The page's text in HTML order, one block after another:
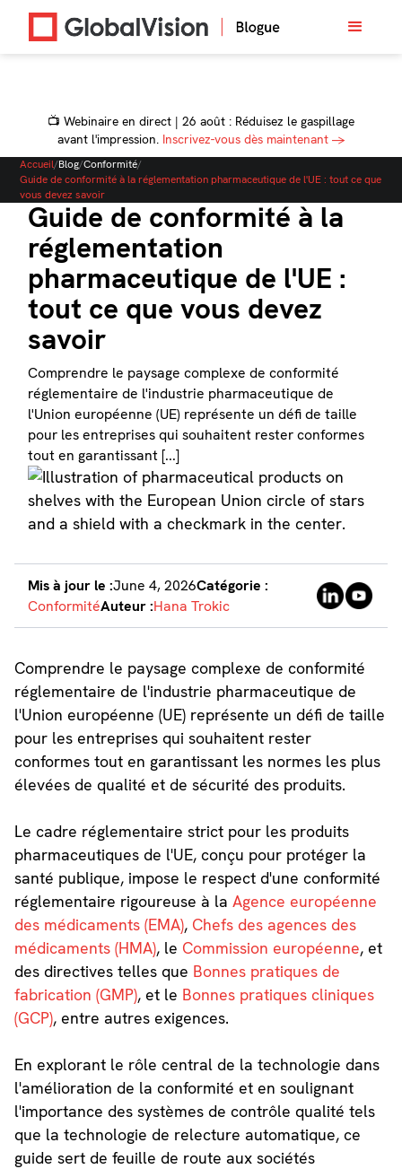
📺 Webinaire en direct | 26 août : Réduisez le gaspillage
avant l'impression. Inscrivez-vous dès maintenant →
Accueil/Blog/Conformité/
Guide de conformité à la réglementation pharmaceutique de l'UE : tout ce que
vous devez savoir
Guide de conformité à la
réglementation
pharmaceutique de l'UE :
tout ce que vous devez
savoir
Comprendre le paysage complexe de conformité
réglementaire de l'industrie pharmaceutique de
l'Union européenne (UE) représente un défi de taille
pour les entreprises qui souhaitent rester conformes
tout en garantissant [...]
Mis à jour le :June 4, 2026Catégorie :
ConformitéAuteur :Hana Trokic
Comprendre le paysage complexe de conformité
réglementaire de l'industrie pharmaceutique de
l'Union européenne (UE) représente un défi de taille
pour les entreprises qui souhaitent rester
conformes tout en garantissant les normes les plus
élevées de qualité et de sécurité des produits.
Le cadre réglementaire strict pour les produits
pharmaceutiques de l'UE, conçu pour protéger la
santé publique, impose le respect d'une conformité
réglementaire rigoureuse à la Agence européenne
des médicaments (EMA), Chefs des agences des
médicaments (HMA), le Commission européenne, et
des directives telles que Bonnes pratiques de
fabrication (GMP), et le Bonnes pratiques cliniques
(GCP), entre autres exigences.
En explorant le rôle central de la technologie dans
l'amélioration de la conformité et en soulignant
l'importance des systèmes de contrôle qualité tels
que la technologie de relecture automatique, ce
guide sert de feuille de route aux sociétés